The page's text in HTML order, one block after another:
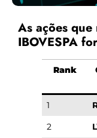
As ações
IBOVESPA
Rank
1
2